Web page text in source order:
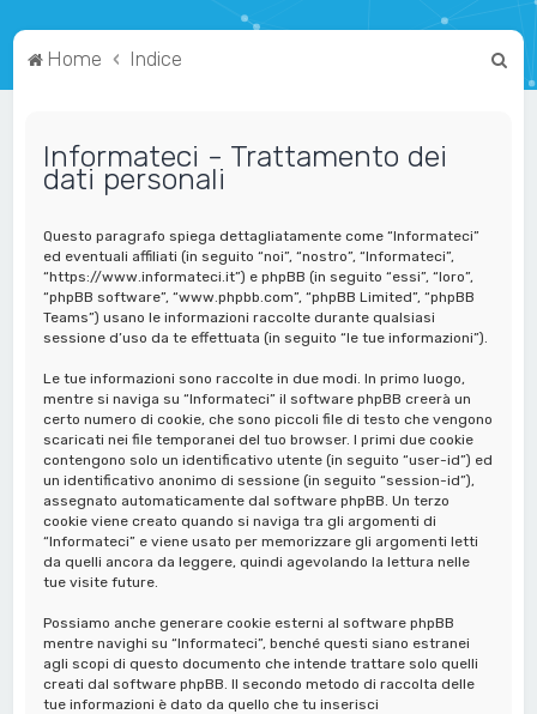
Home Indice
Informateci - Trattamento dei
dati personali
Questo paragrafo spiega dettagliatamente come “Informateci”
ed eventuali affiliati (in seguito “noi”, “nostro”, “Informateci”,
“https://www.informateci.it”) e phpBB (in seguito “essi”, “loro”,
“phpBB software”, “www.phpbb.com”, “phpBB Limited”, “phpBB
Teams”) usano le informazioni raccolte durante qualsiasi
sessione d’uso da te effettuata (in seguito “le tue informazioni”).
Le tue informazioni sono raccolte in due modi. In primo luogo,
mentre si naviga su “Informateci” il software phpBB creerà un
certo numero di cookie, che sono piccoli file di testo che vengono
scaricati nei file temporanei del tuo browser. I primi due cookie
contengono solo un identificativo utente (in seguito “user-id”) ed
un identificativo anonimo di sessione (in seguito “session-id”),
assegnato automaticamente dal software phpBB. Un terzo
cookie viene creato quando si naviga tra gli argomenti di
“Informateci” e viene usato per memorizzare gli argomenti letti
da quelli ancora da leggere, quindi agevolando la lettura nelle
tue visite future.
Possiamo anche generare cookie esterni al software phpBB
mentre navighi su “Informateci”, benché questi siano estranei
agli scopi di questo documento che intende trattare solo quelli
creati dal software phpBB. Il secondo metodo di raccolta delle
tue informazioni è dato da quello che tu inserisci